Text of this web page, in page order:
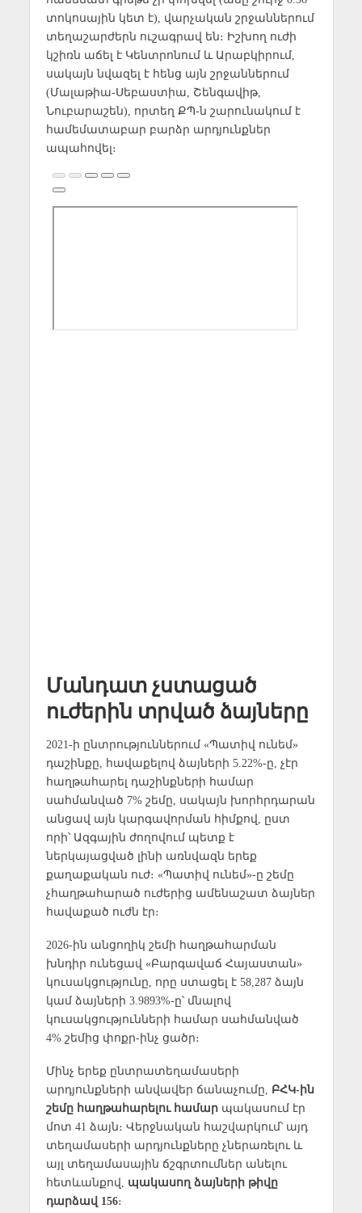
տոկոսային կետ է), վարչական շրջաններում
տեղաշարժերն ուշագրավ են։ Իշխող ուժի
կշիռն աճել է Կենտրոնում և Արաբկիրում,
սակայն նվազել է հենց այն շրջաններում
(Մալաթիա-Սեբաստիա, Շենգավիթ,
Նուբարաշեն), որտեղ ՔՊ-ն շարունակում է
համեմատաբար բարձր արդյունքներ
ապահովել։
Մանդատ չստացած
ուժերին տրված ձայները
2021-ի ընտրություններում «Պատիվ ունեմ»
դաշինքը, հավաքելով ձայների 5.22%-ը, չէր
հաղթահարել դաշինքների համար
սահմանված 7% շեմը, սակայն խորհրդարան
անցավ այն կարգավորման հիմքով, ըստ
որի՝ Ազգային ժողովում պետք է
ներկայացված լինի առնվազն երեք
քաղաքական ուժ։ «Պատիվ ունեմ»-ը շեմը
չհաղթահարած ուժերից ամենաշատ ձայներ
հավաքած ուժն էր։
2026-ին անցողիկ շեմի հաղթահարման
խնդիր ունեցավ «Բարգավաճ Հայաստան»
կուսակցությունը, որը ստացել է 58,287 ձայն
կամ ձայների 3.9893%-ը՝ մնալով
կուսակցությունների համար սահմանված
4% շեմից փոքր-ինչ ցածր։
Մինչ երեք ընտրատեղամասերի
արդյունքների անվավեր ճանաչումը, ԲՀԿ-ին
շեմը հաղթահարելու համարպակասում էր
մոտ 41 ձայն։ Վերջնական հաշվարկում՝ այդ
տեղամասերի արդյունքները չներառելու և
այլ տեղամասային ճշգրտումներ անելու
հետևանքով, պակասող ձայների թիվը
դարձավ 156։